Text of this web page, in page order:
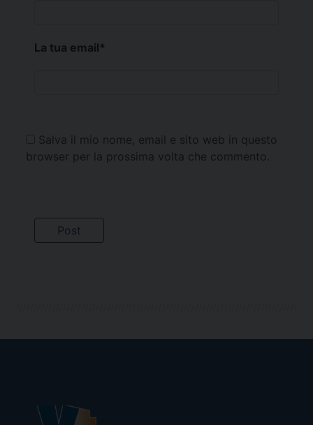
La tua email*
Salva il mio nome, email e sito web in questo
browser per la prossima volta che commento.